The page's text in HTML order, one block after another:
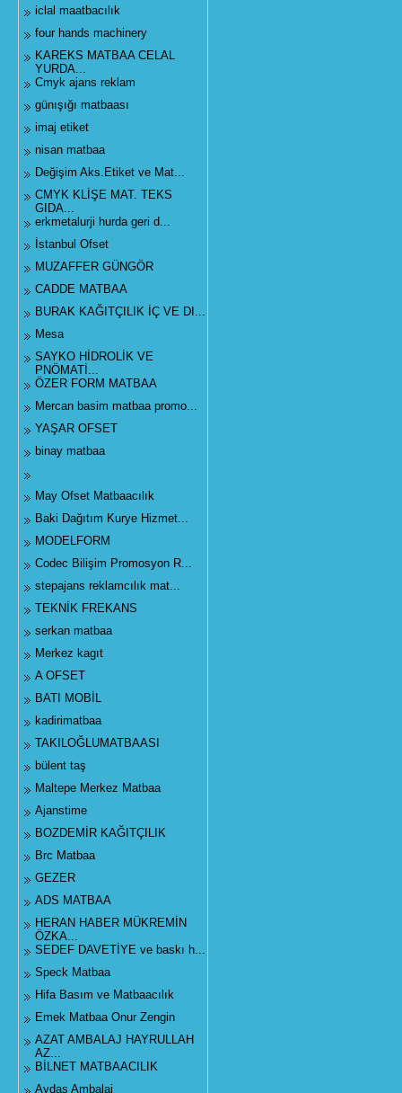
iclal maatbacılık
four hands machinery
KAREKS MATBAA CELAL
YURDA...
Cmyk ajans reklam
günışığı matbaası
imaj etiket
nisan matbaa
Değişim Aks.Etiket ve Mat...
CMYK KLİŞE MAT. TEKS
GIDA...
erkmetalurji hurda geri d...
İstanbul Ofset
MUZAFFER GÜNGÖR
CADDE MATBAA
BURAK KAĞITÇILIK İÇ VE DI...
Mesa
SAYKO HİDROLİK VE
PNÖMATİ...
ÖZER FORM MATBAA
Mercan basim matbaa promo...
YAŞAR OFSET
binay matbaa
May Ofset Matbaacılık
Baki Dağıtım Kurye Hizmet...
MODELFORM
Codec Bilişim Promosyon R...
stepajans reklamcılık mat...
TEKNİK FREKANS
serkan matbaa
Merkez kagıt
A OFSET
BATI MOBİL
kadirimatbaa
TAKILOĞLUMATBAASI
bülent taş
Maltepe Merkez Matbaa
Ajanstime
BOZDEMİR KAĞITÇILIK
Brc Matbaa
GEZER
ADS MATBAA
HERAN HABER MÜKREMİN
ÖZKA...
SEDEF DAVETİYE ve baskı h...
Speck Matbaa
Hifa Basım ve Matbaacılık
Emek Matbaa Onur Zengin
AZAT AMBALAJ HAYRULLAH
AZ...
BİLNET MATBAACILIK
Aydaş Ambalaj